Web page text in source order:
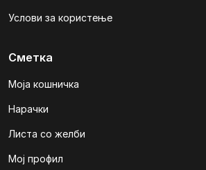
Услови за користење
Сметка
Моја кошничка
Нарачки
Листа со желби
Мој профил